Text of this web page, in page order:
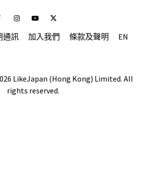
InstagramYoutubeTwitter
通訊 加入我們 條款及聲明 EN
LikeJapan (Hong Kong) Limited. All
rights reserved.